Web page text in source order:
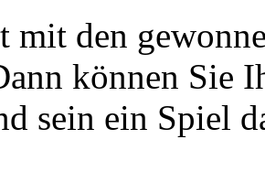
mit den
können Sie
sein ein Spiel